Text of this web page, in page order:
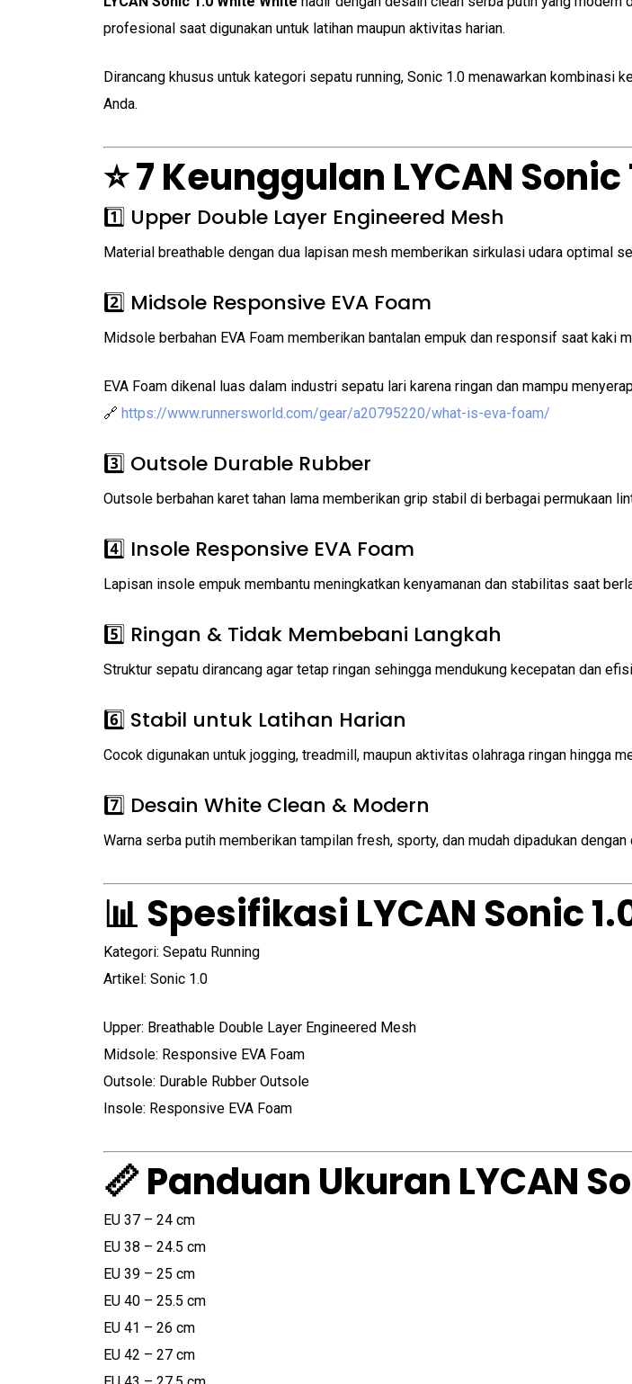
profesional saat digunakan untuk latihan maupun aktivitas harian.
Dirancang khusus untuk kategori sepatu running, Sonic 1.0 menawarkan kombinasi
Anda.
⭐ 7 Keunggulan LYCAN
1️⃣ Upper Double Layer Engineered Mesh
Material breathable dengan dua lapisan mesh memberikan sirkulasi udara optimal
2️⃣ Midsole Responsive EVA Foam
Midsole berbahan EVA Foam memberikan bantalan empuk dan responsif saat kaki
EVA Foam dikenal luas dalam industri sepatu lari karena ringan dan mampu
🔗 https://www.runnersworld.com/gear/a20795220/what-is-eva-foam/
3️⃣ Outsole Durable Rubber
Outsole berbahan karet tahan lama memberikan grip stabil di berbagai permukaan
4️⃣ Insole Responsive EVA Foam
Lapisan insole empuk membantu meningkatkan kenyamanan dan stabilitas saat
5️⃣ Ringan & Tidak Membebani Langkah
Struktur sepatu dirancang agar tetap ringan sehingga mendukung kecepatan dan
6️⃣ Stabil untuk Latihan Harian
Cocok digunakan untuk jogging, treadmill, maupun aktivitas olahraga ringan hingga
7️⃣ Desain White Clean & Modern
Warna serba putih memberikan tampilan fresh, sporty, dan mudah dipadukan dengan
📊 Spesifikasi LYCAN Sonic
Kategori: Sepatu Running
Artikel: Sonic 1.0
Upper: Breathable Double Layer Engineered Mesh
Midsole: Responsive EVA Foam
Outsole: Durable Rubber Outsole
Insole: Responsive EVA Foam
📏 Panduan Ukuran LYCAN
EU 37 – 24 cm
EU 38 – 24.5 cm
EU 39 – 25 cm
EU 40 – 25.5 cm
EU 41 – 26 cm
EU 42 – 27 cm